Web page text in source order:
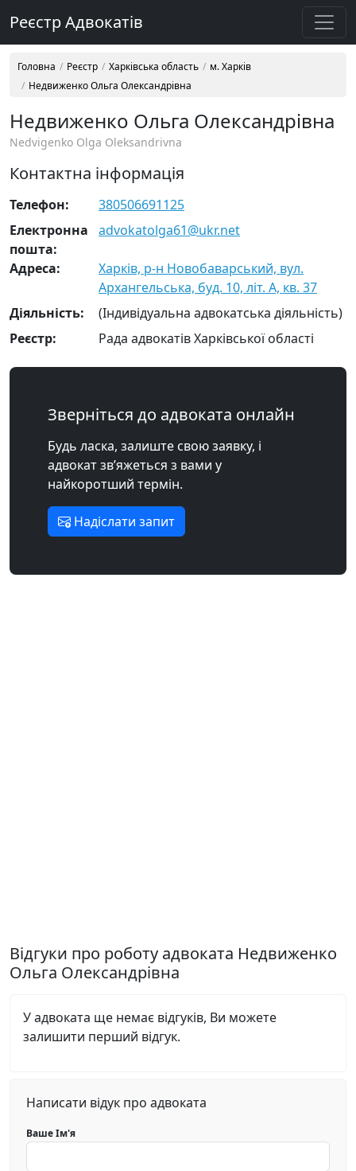
Реєстр Адвокатів
Головна Реєстр Харківська область
м. Харків
Недвиженко Ольга Олександрівна
Недвиженко Ольга Олександрівна
Nedvigenko Olga Oleksandrivna
Контактна інформація
Телефон:
380506691125
Електронна
пошта:
advokatolga61@ukr.net
Адреса:
Харків, р-н Новобаварський, вул.
Архангельська, буд. 10, літ. А, кв. 37
Діяльність:
(Індивідуальна адвокатська діяльність)
Реєстр:
Рада адвокатів Харківської області
Зверніться до адвоката онлайн
Будь ласка, залиште свою заявку, і
адвокат зв’яжеться з вами у
найкоротший термін.
Надіслати запит
Відгуки про роботу адвоката Недвиженко
Ольга Олександрівна
У адвоката ще немає відгуків, Ви можете
залишити перший відгук.
Написати відук про адвоката
Ваше Ім'я